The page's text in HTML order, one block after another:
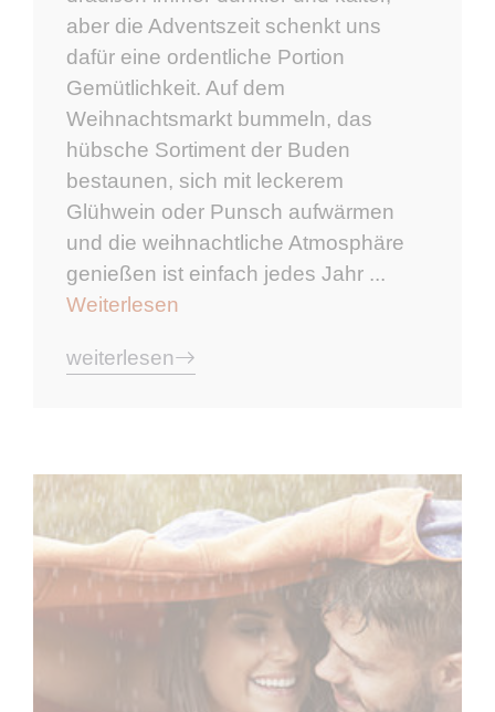
aber die Adventszeit schenkt uns
dafür eine ordentliche Portion
Gemütlichkeit. Auf dem
Weihnachtsmarkt bummeln, das
hübsche Sortiment der Buden
bestaunen, sich mit leckerem
Glühwein oder Punsch aufwärmen
und die weihnachtliche Atmosphäre
genießen ist einfach jedes Jahr ...
Weiterlesen
weiterlesen